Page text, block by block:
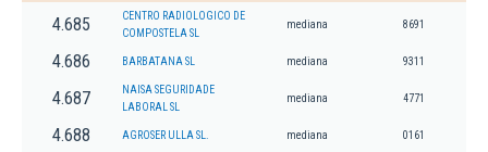
4.685
CENTRO RADIOLOGICO DE
COMPOSTELA SL
mediana 8691
4.686 BARBATANA SL mediana 9311
4.687
NAISA SEGURIDADE
LABORAL SL
mediana 4771
4.688 AGROSER ULLA SL. mediana 0161